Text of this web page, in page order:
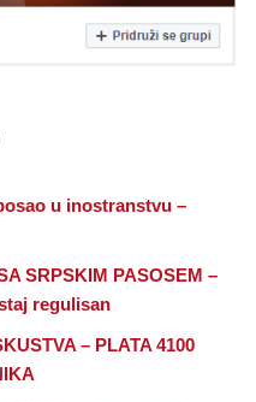
u inostranstvu –
SRPSKIM PASOSEM –
regulisan
– PLATA 4100